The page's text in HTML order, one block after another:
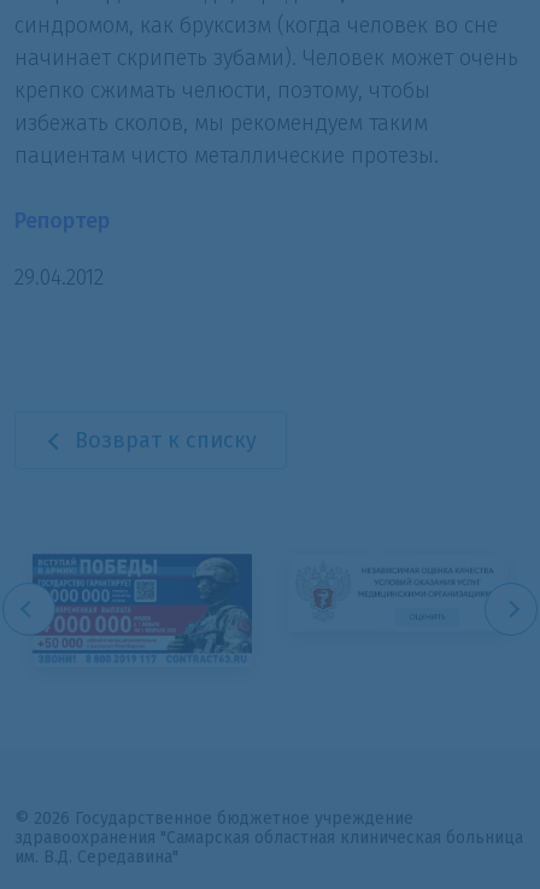
синдромом, как бруксизм (когда человек во сне
начинает скрипеть зубами). Человек может очень
крепко сжимать челюсти, поэтому, чтобы
избежать сколов, мы рекомендуем таким
пациентам чисто металлические протезы.
29.04.2012
Возврат к списку
© 2026 Государственное бюджетное учреждение
здравоохранения "Самарская областная клиническая больница
им. В.Д. Середавина"